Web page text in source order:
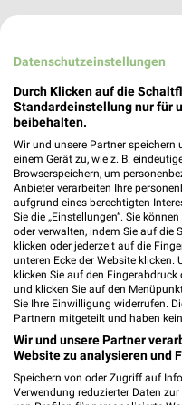
Weißenauer
88214
Heute 07:00
593,58 km •
Kaufland
Franz-Beer-
88250
Heute 07:00
589,95 km •
Kaufland
Karlstraße 21
88250
Datenschutzeinstellungen
Durch Klicken auf die
Standardeinstellung nur für
beibehalten.
Wir und unsere Partner
einem Gerät zu, wie z. B.
Browserspeichern, um
Anbieter verarbeiten Ihre
aufgrund eines berechtigten
Sie die „Einstellungen“. Sie
oder verwalten, indem Sie auf die
klicken oder jederzeit auf die
unteren Ecke der Website
klicken Sie auf den Fingerabdruck
und klicken Sie auf den
Sie Ihre Einwilligung widerrufen.
Partnern mitgeteilt und haben
Wir und unsere Partner
Website zu analysieren und
Speichern von oder Zugriff auf
Verwendung reduzierter Daten